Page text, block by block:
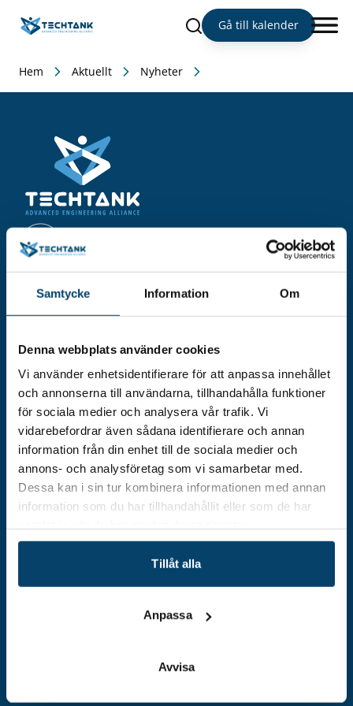
Samtycke Information Om
Denna webbplats använder cookies
Vi använder enhetsidentifierare för att anpassa innehållet
och annonserna till användarna, tillhandahålla funktioner
för sociala medier och analysera vår trafik. Vi
vidarebefordrar även sådana identifierare och annan
information från din enhet till de sociala medier och
annons- och analysföretag som vi samarbetar med.
Dessa kan i sin tur kombinera informationen med annan
information som du har tillhandahållit eller som de har
Tillåt alla
Anpassa
Avvisa
Sök Gå till kalender
Hem Aktuellt Nyheter
Adress
Techtank Aktiebolag (svb)
Vällaregatan 30
Org.nummer: 559179-5439
Kontakt
info@techtank.se
Utveckla ditt företag
Engagera dig
Om Techtank
Nyhetsbrev
Håll dig uppdaterad – anmäl dig till vårt nyhetsbrev!